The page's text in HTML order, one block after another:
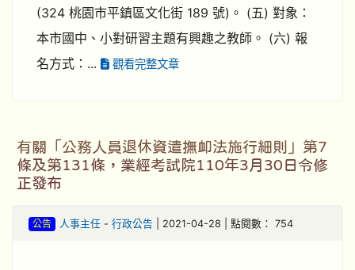
(324 桃園市平鎮區文化街 189 號)。 (五) 對象：
本市國中、小對研習主題有興趣之教師。 (六) 報
名方式：...
觀看完整文章
有關「公務人員退休資遣撫卹法施行細則」第7
條及第131條，業經考試院110年3月30日令修
正發布
公告 人事主任- 行政公告 | 2021-04-28 | 點閱數： 754